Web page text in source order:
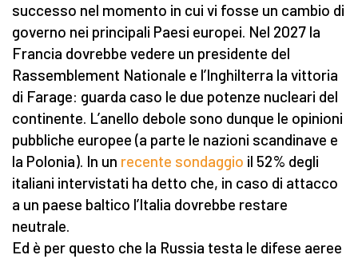
successo nel momento in cui vi fosse un cambio di
governo nei principali Paesi europei. Nel 2027 la
Francia dovrebbe vedere un presidente del
Rassemblement Nationale e l’Inghilterra la vittoria
di Farage: guarda caso le due potenze nucleari del
continente. L’anello debole sono dunque le opinioni
pubbliche europee (a parte le nazioni scandinave e
la Polonia). In un recente sondaggio il 52% degli
italiani intervistati ha detto che, in caso di attacco
a un paese baltico l’Italia dovrebbe restare
neutrale.
Ed è per questo che la Russia testa le difese aeree